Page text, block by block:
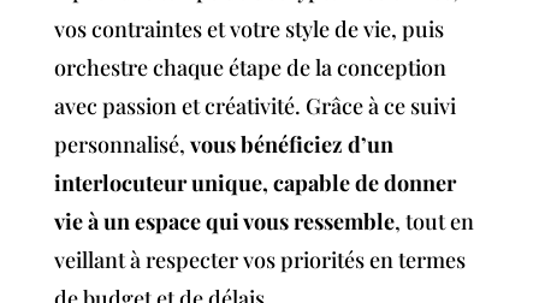
vos contraintes et votre style de vie, puis
orchestre chaque étape de la conception
avec passion et créativité. Grâce à ce suivi
personnalisé, vous bénéficiez d’un
interlocuteur unique, capable de donner
vie à un espace qui vous ressemble, tout en
veillant à respecter vos priorités en termes